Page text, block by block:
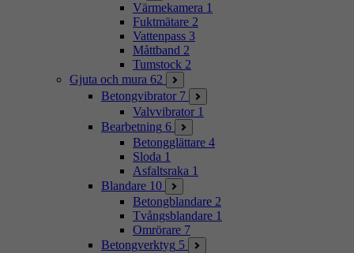
Värmekamera 1
Fuktmätare 2
Vattenpass 3
Måttband 2
Tumstock 2
Gjuta och mura 62
Betongvibrator 7
Valvvibrator 1
Bearbetning 6
Betongglättare 4
Sloda 1
Asfaltsraka 1
Blandare 10
Betongblandare 2
Tvångsblandare 1
Omrörare 7
Betongverktyg 5